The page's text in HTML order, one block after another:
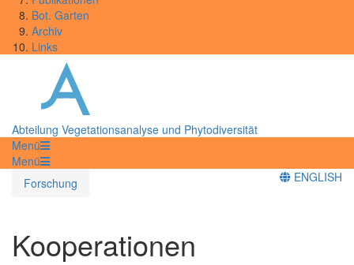
Bot. Garten
Archiv
Links
Abteilung Vegetationsanalyse und Phytodiversität
Menü
Menü
Forschung
ENGLISH
Kooperationen